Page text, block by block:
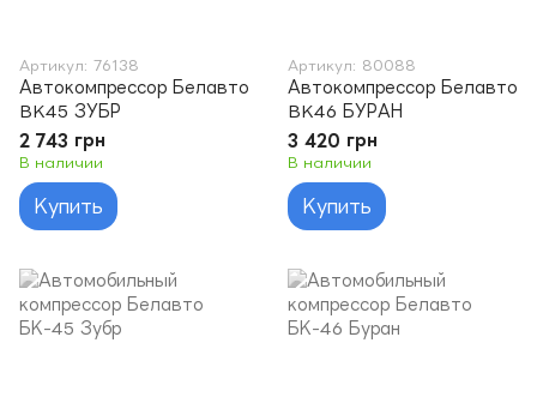
Артикул: 76138
Автокомпрессор Белавто
BK45 ЗУБР
2 743 грн
В наличии
Купить
Артикул: 80088
Автокомпрессор Белавто
BK46 БУРАН
3 420 грн
В наличии
Купить